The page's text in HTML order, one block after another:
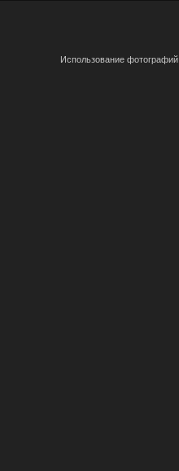
Использование